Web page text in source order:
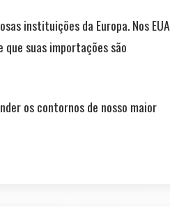
instituições da Europa. Nos EUA
suas importações são
os contornos de nosso maior